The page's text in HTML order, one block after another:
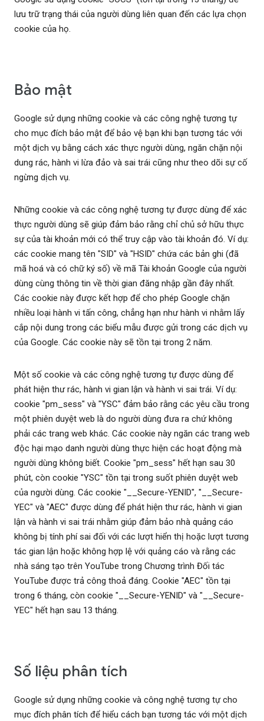
lưu trữ trạng thái của người dùng liên quan đến các lựa chọn
cookie của họ.
Bảo mật
Google sử dụng những cookie và các công nghệ tương tự
cho mục đích bảo mật để bảo vệ bạn khi bạn tương tác với
một dịch vụ bằng cách xác thực người dùng, ngăn chặn nội
dung rác, hành vi lừa đảo và sai trái cũng như theo dõi sự cố
ngừng dịch vụ.
Những cookie và các công nghệ tương tự được dùng để xác
thực người dùng sẽ giúp đảm bảo rằng chỉ chủ sở hữu thực
sự của tài khoản mới có thể truy cập vào tài khoản đó. Ví dụ:
các cookie mang tên "SID" và "HSID" chứa các bản ghi (đã
mã hoá và có chữ ký số) về mã Tài khoản Google của người
dùng cùng thông tin về thời gian đăng nhập gần đây nhất.
Các cookie này được kết hợp để cho phép Google chặn
nhiều loại hành vi tấn công, chẳng hạn như hành vi nhằm lấy
cắp nội dung trong các biểu mẫu được gửi trong các dịch vụ
của Google. Các cookie này sẽ tồn tại trong 2 năm.
Một số cookie và các công nghệ tương tự được dùng để
phát hiện thư rác, hành vi gian lận và hành vi sai trái. Ví dụ:
cookie "pm_sess" và "YSC" đảm bảo rằng các yêu cầu trong
một phiên duyệt web là do người dùng đưa ra chứ không
phải các trang web khác. Các cookie này ngăn các trang web
độc hại mạo danh người dùng thực hiện các hoạt động mà
người dùng không biết. Cookie "pm_sess" hết hạn sau 30
phút, còn cookie "YSC" tồn tại trong suốt phiên duyệt web
của người dùng. Các cookie "__Secure-YENID", "__Secure-
YEC" và "AEC" được dùng để phát hiện thư rác, hành vi gian
lận và hành vi sai trái nhằm giúp đảm bảo nhà quảng cáo
không bị tính phí sai đối với các lượt hiển thị hoặc lượt tương
tác gian lận hoặc không hợp lệ với quảng cáo và rằng các
nhà sáng tạo trên YouTube trong Chương trình Đối tác
YouTube được trả công thoả đáng. Cookie "AEC" tồn tại
trong 6 tháng, còn cookie "__Secure-YENID" và "__Secure-
YEC" hết hạn sau 13 tháng.
Số liệu phân tích
Google sử dụng những cookie và công nghệ tương tự cho
mục đích phân tích để hiểu cách bạn tương tác với một dịch